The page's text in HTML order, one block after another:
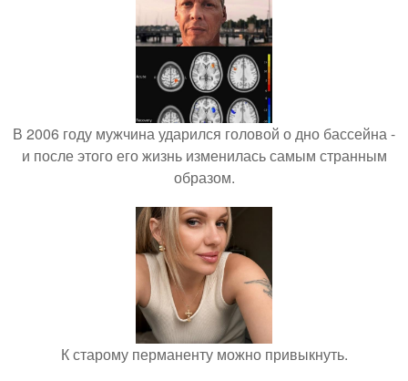
В 2006 году мужчина ударился головой о дно бассейна -
и после этого его жизнь изменилась самым странным
образом.
К старому перманенту можно привыкнуть.